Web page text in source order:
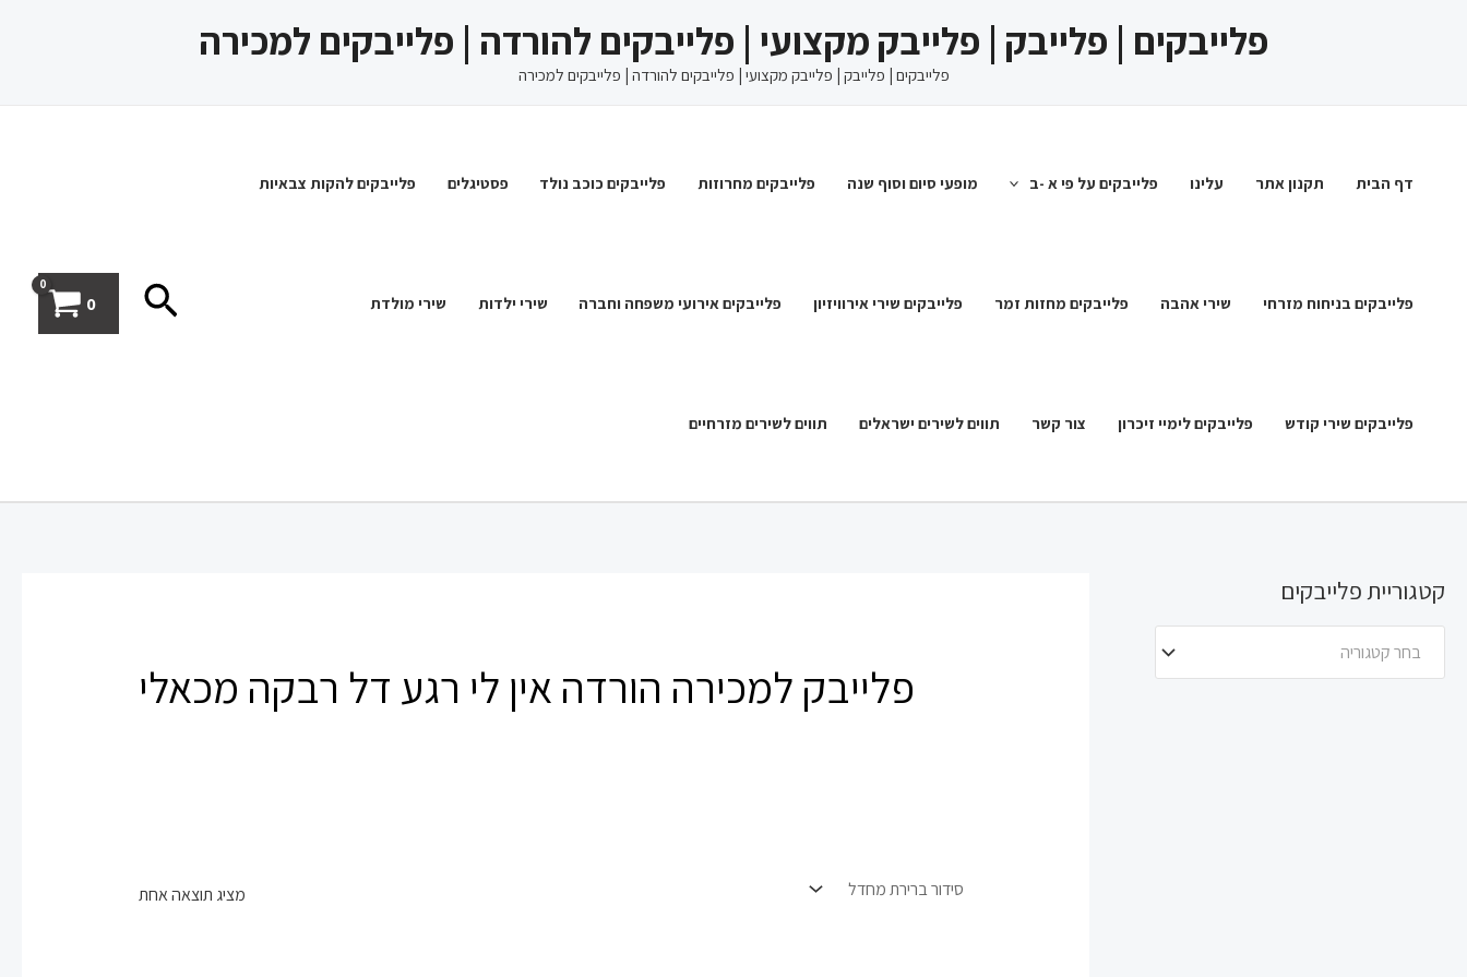
פלייבקים | פלייבק | פלייבק מקצועי | פלייבקים להורדה | פלייבקים למכירה
פלייבקים | פלייבק | פלייבק מקצועי | פלייבקים להורדה | פלייבקים למכירה
דף הבית תקנון אתר עלינו פלייבקים על פי א -ב מופעי סיום וסוף שנה פלייבקים מחרוזות פלייבקים כוכב נולד פסטיגלים פלייבקים להקות צבאיות
פלייבקים בניחוח מזרחי שירי אהבה פלייבקים מחזות זמר פלייבקים שירי אירוויזיון פלייבקים אירועי משפחה וחברה שירי ילדות שירי מולדת
פלייבקים שירי קודש פלייבקים לימיי זיכרון צור קשר תווים לשירים ישראלים תווים לשירים מזרחיים
חיפוש0
קטגוריית פלייבקים
בחר קטגוריה
פלייבק למכירה הורדה אין לי רגע דל רבקה מכאלי
מציג תוצאה אחת